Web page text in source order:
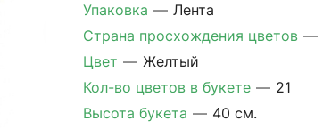
Упаковка — Лента
Страна просхождения цветов —
Цвет — Желтый
Кол-во цветов в букете — 21
Высота букета — 40 см.